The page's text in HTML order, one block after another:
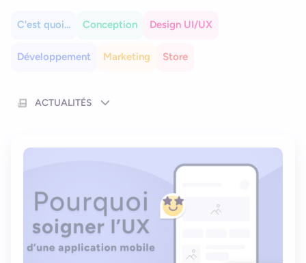
C'est quoi... Conception Design UI/UX
Développement Marketing Store
ACTUALITÉS